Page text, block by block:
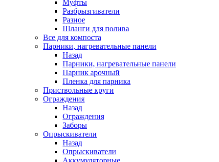
Муфты
Разбрызгиватели
Разное
Шланги для полива
Все для компоста
Парники, нагревательные панели
Назад
Парники, нагревательные панели
Парник арочный
Пленка для парника
Приствольные круги
Ограждения
Назад
Ограждения
Заборы
Опрыскиватели
Назад
Опрыскиватели
Аккумуляторные